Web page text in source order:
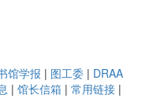
馆学报 | 图工委 | DRAA
| 馆长信箱 | 常用链接 |